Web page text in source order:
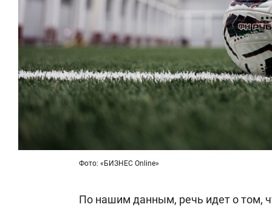
Фото: «БИЗНЕС Online»
По нашим данным, речь идет о том,